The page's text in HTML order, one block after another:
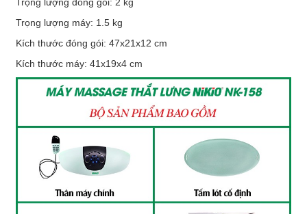
Trọng lượng máy: 1.5 kg
Kích thước đóng gói: 47x21x12 cm
Kích thước máy: 41x19x4 cm